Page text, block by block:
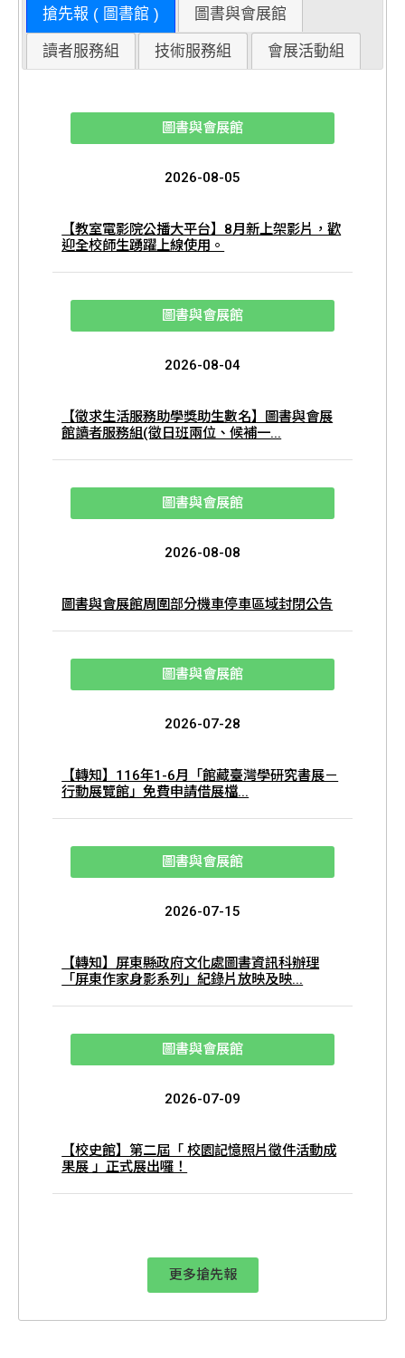
搶先報 ( 圖書館 ) 圖書與會展館
讀者服務組 技術服務組 會展活動組
圖書與會展館
2026-08-05
【教室電影院公播大平台】8月新上架影片，歡
迎全校師生踴躍上線使用。
圖書與會展館
2026-08-04
【徵求生活服務助學獎助生數名】圖書與會展
館讀者服務組(徵日班兩位、候補一...
圖書與會展館
2026-08-08
圖書與會展館周圍部分機車停車區域封閉公告
圖書與會展館
2026-07-28
【轉知】116年1-6月「館藏臺灣學研究書展－
行動展覽館」免費申請借展檔...
圖書與會展館
2026-07-15
【轉知】屏東縣政府文化處圖書資訊科辦理
「屏東作家身影系列」紀錄片放映及映...
圖書與會展館
2026-07-09
【校史館】第二屆「 校園記憶照片徵件活動成
果展 」正式展出囉！
更多搶先報